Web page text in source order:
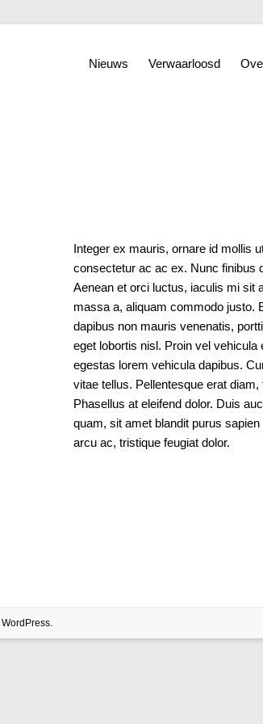
Nieuws Verwaarloosd
Integer ex mauris, ornare id mollis
consectetur ac ac ex. Nunc finibus
Aenean et orci luctus, iaculis mi sit
massa a, aliquam commodo justo.
dapibus non mauris venenatis,
eget lobortis nisl. Proin vel
egestas lorem vehicula dapibus.
vitae tellus. Pellentesque erat
Phasellus at eleifend dolor. Duis
quam, sit amet blandit purus
arcu ac, tristique feugiat dolor.
WordPress.